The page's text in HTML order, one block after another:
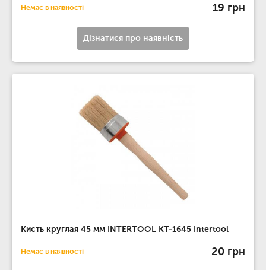
Немає в наявності 19 грн
Дізнатися про наявність
Кисть круглая 45 мм INTERTOOL KT-1645 Intertool
Немає в наявності 20 грн